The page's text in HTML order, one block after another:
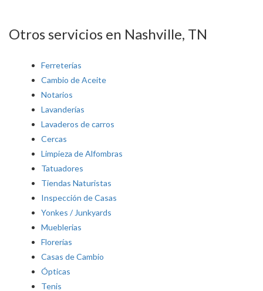
Otros servicios en Nashville, TN
Ferreterías
Cambio de Aceite
Notarios
Lavanderías
Lavaderos de carros
Cercas
Limpieza de Alfombras
Tatuadores
Tiendas Naturistas
Inspección de Casas
Yonkes / Junkyards
Mueblerias
Florerías
Casas de Cambio
Ópticas
Tenis